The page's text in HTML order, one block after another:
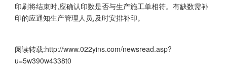
印刷将结束时,应确认印数是否与生产施工单相符。有缺数需补
印的应通知生产管理人员,及时安排补印。
阅读转载:http://www.022yins.com/newsread.asp?
u=5w390w4338t0